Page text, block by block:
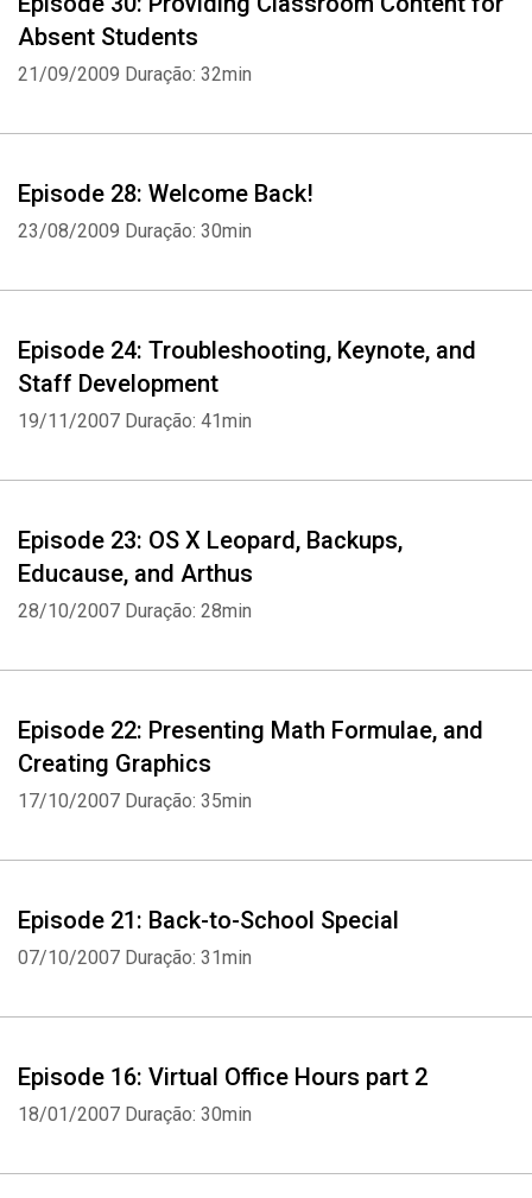
Absent Students
21/09/2009 Duração: 32min
Episode 28: Welcome Back!
23/08/2009 Duração: 30min
Episode 24: Troubleshooting, Keynote, and
Staff Development
19/11/2007 Duração: 41min
Episode 23: OS X Leopard, Backups,
Educause, and Arthus
28/10/2007 Duração: 28min
Episode 22: Presenting Math Formulae, and
Creating Graphics
17/10/2007 Duração: 35min
Episode 21: Back-to-School Special
07/10/2007 Duração: 31min
Episode 16: Virtual Office Hours part 2
18/01/2007 Duração: 30min